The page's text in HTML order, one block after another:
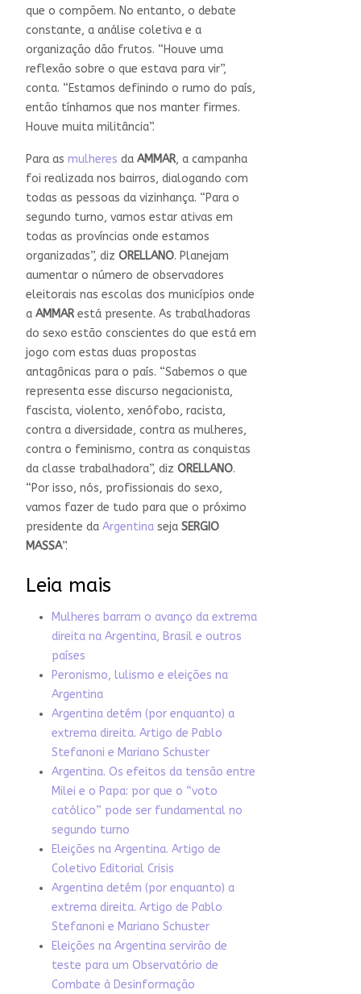
que o compõem. No entanto, o debate
constante, a análise coletiva e a
organização dão frutos. “Houve uma
reflexão sobre o que estava para vir”,
conta. “Estamos definindo o rumo do país,
então tínhamos que nos manter firmes.
Houve muita militância”.
Para as mulheres da AMMAR, a campanha
foi realizada nos bairros, dialogando com
todas as pessoas da vizinhança. “Para o
segundo turno, vamos estar ativas em
todas as províncias onde estamos
organizadas”, diz ORELLANO. Planejam
aumentar o número de observadores
eleitorais nas escolas dos municípios onde
a AMMARestá presente. As trabalhadoras
do sexo estão conscientes do que está em
jogo com estas duas propostas
antagônicas para o país. “Sabemos o que
representa esse discurso negacionista,
fascista, violento, xenófobo, racista,
contra a diversidade, contra as mulheres,
contra o feminismo, contra as conquistas
da classe trabalhadora”, diz ORELLANO.
“Por isso, nós, profissionais do sexo,
vamos fazer de tudo para que o próximo
presidente da Argentina seja SERGIO
MASSA”.
Leia mais
Mulheres barram o avanço da extrema
direita na Argentina, Brasil e outros
países
Peronismo, lulismo e eleições na
Argentina
Argentina detém (por enquanto) a
extrema direita. Artigo de Pablo
Stefanoni e Mariano Schuster
Argentina. Os efeitos da tensão entre
Milei e o Papa: por que o “voto
católico” pode ser fundamental no
segundo turno
Eleições na Argentina. Artigo de
Coletivo Editorial Crisis
Argentina detém (por enquanto) a
extrema direita. Artigo de Pablo
Stefanoni e Mariano Schuster
Eleições na Argentina servirão de
teste para um Observatório de
Combate à Desinformação